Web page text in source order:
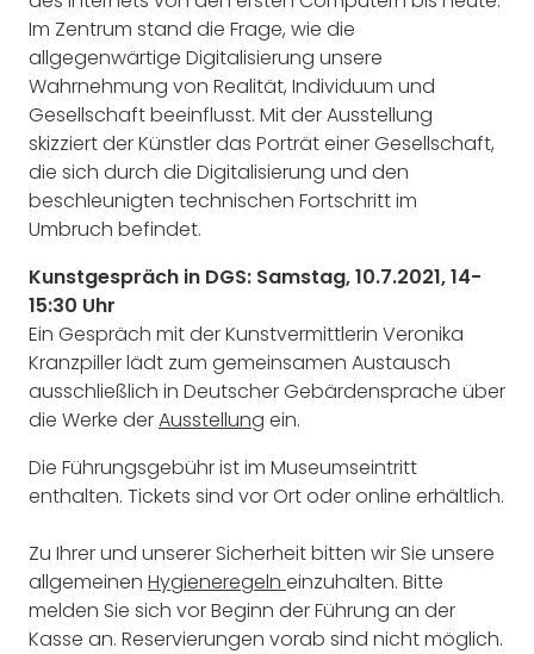
Im Zentrum stand die Frage, wie die
allgegenwärtige Digitalisierung unsere
Wahrnehmung von Realität, Individuum und
Gesellschaft beeinflusst. Mit der Ausstellung
skizziert der Künstler das Porträt einer Gesellschaft,
die sich durch die Digitalisierung und den
beschleunigten technischen Fortschritt im
Umbruch befindet.
Kunstgespräch in DGS: Samstag, 10.7.2021, 14-
15:30 Uhr
Ein Gespräch mit der Kunstvermittlerin Veronika
Kranzpiller lädt zum gemeinsamen Austausch
ausschließlich in Deutscher Gebärdensprache über
die Werke derAusstellung ein.
Die Führungsgebühr ist im Museumseintritt
enthalten. Tickets sind vor Ort oder online erhältlich.
Zu Ihrer und unserer Sicherheit bitten wir Sie unsere
allgemeinen Hygieneregeln einzuhalten. Bitte
melden Sie sich vor Beginn der Führung an der
Kasse an. Reservierungen vorab sind nicht möglich.